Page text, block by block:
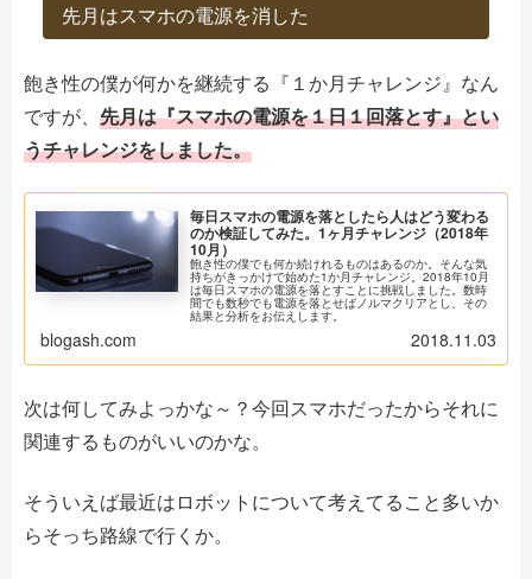
先月はスマホの電源を消した
飽き性の僕が何かを継続する『１か月チャレンジ』なん
ですが、 先月は『スマホの電源を１日１回落とす』とい
うチャレンジをしました。
毎日スマホの電源を落としたら人はどう変わる
のか検証してみた。1ヶ月チャレンジ（2018年
10月）
飽き性の僕でも何か続けれるものはあるのか。そんな気
持ちがきっかけで始めた1か月チャレンジ。2018年10月
は毎日スマホの電源を落とすことに挑戦しました。数時
間でも数秒でも電源を落とせばノルマクリアとし、その
結果と分析をお伝えします。
blogash.com 2018.11.03
次は何してみよっかな～？今回スマホだったからそれに
関連するものがいいのかな。
そういえば最近はロボットについて考えてること多いか
らそっち路線で行くか。